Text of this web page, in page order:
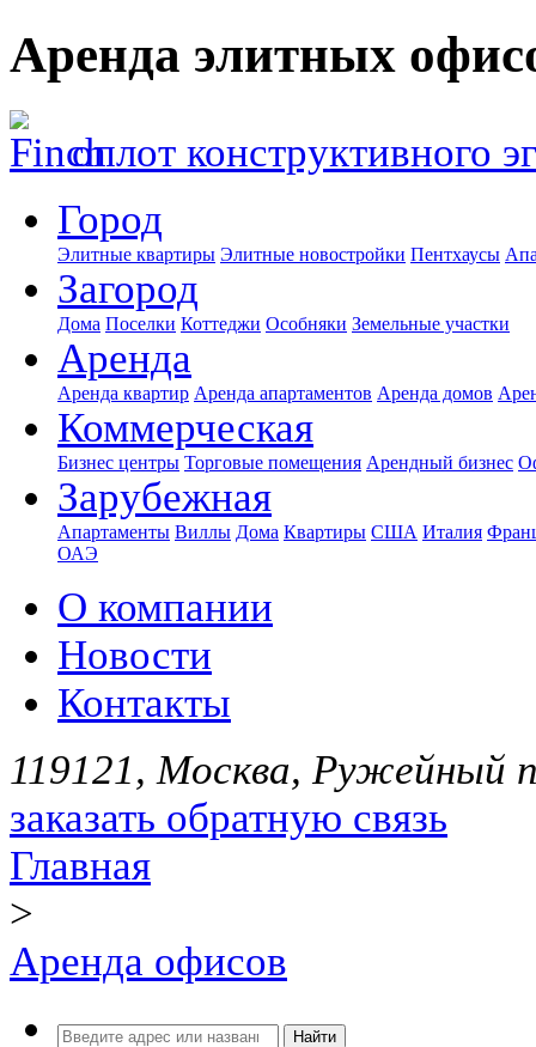
Аренда элитных
оплот конструктивного
Город
Элитные квартиры Элитные новостройки Пентхаусы
Загород
Дома Поселки Коттеджи Особняки Земельные участки
Аренда
Аренда квартир Аренда апартаментов Аренда домов
Коммерческая
Бизнес центры Торговые помещения Арендный бизнес
Зарубежная
Апартаменты Виллы Дома Квартиры США Италия
ОАЭ
О компании
Новости
Контакты
119121, Москва, Ружейный
заказать обратную связь
Главная
>
Аренда офисов